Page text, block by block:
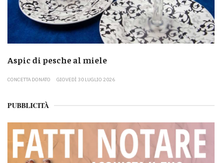
Aspic di pesche al miele
CONCETTA DONATO GIOVEDÌ 30 LUGLIO 2026
PUBBLICITÀ